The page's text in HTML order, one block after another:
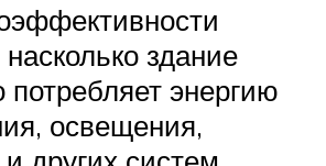
здание
энергию
освещения,